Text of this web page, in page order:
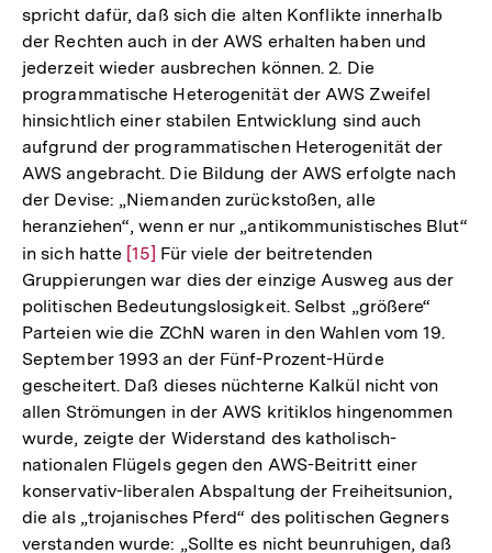
spricht dafür, daß sich die alten Konflikte innerhalb
der Rechten auch in der AWS erhalten haben und
jederzeit wieder ausbrechen können. 2. Die
programmatische Heterogenität der AWS Zweifel
hinsichtlich einer stabilen Entwicklung sind auch
aufgrund der programmatischen Heterogenität der
AWS angebracht. Die Bildung der AWS erfolgte nach
der Devise: „Niemanden zurückstoßen, alle
heranziehen“, wenn er nur „antikommunistisches Blut“
in sich hatte Zur
Auflösung
der
Fußnote
[15] Für viele der beitretenden
Gruppierungen war dies der einzige Ausweg aus der
politischen Bedeutungslosigkeit. Selbst „größere“
Parteien wie die ZChN waren in den Wahlen vom 19.
September 1993 an der Fünf-Prozent-Hürde
gescheitert. Daß dieses nüchterne Kalkül nicht von
allen Strömungen in der AWS kritiklos hingenommen
wurde, zeigte der Widerstand des katholisch-
nationalen Flügels gegen den AWS-Beitritt einer
konservativ-liberalen Abspaltung der Freiheitsunion,
die als „trojanisches Pferd“ des politischen Gegners
verstanden wurde: „Sollte es nicht beunruhigen, daß